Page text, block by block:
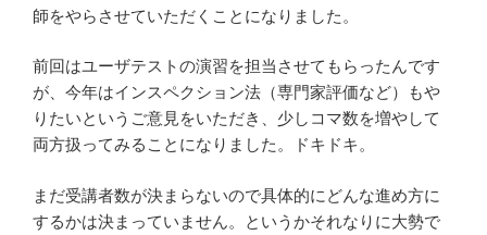
師をやらさせていただくことになりました。
前回はユーザテストの演習を担当させてもらったんです
が、今年はインスペクション法（専門家評価など）もや
りたいというご意見をいただき、少しコマ数を増やして
両方扱ってみることになりました。ドキドキ。
まだ受講者数が決まらないので具体的にどんな進め方に
するかは決まっていません。というかそれなりに大勢で